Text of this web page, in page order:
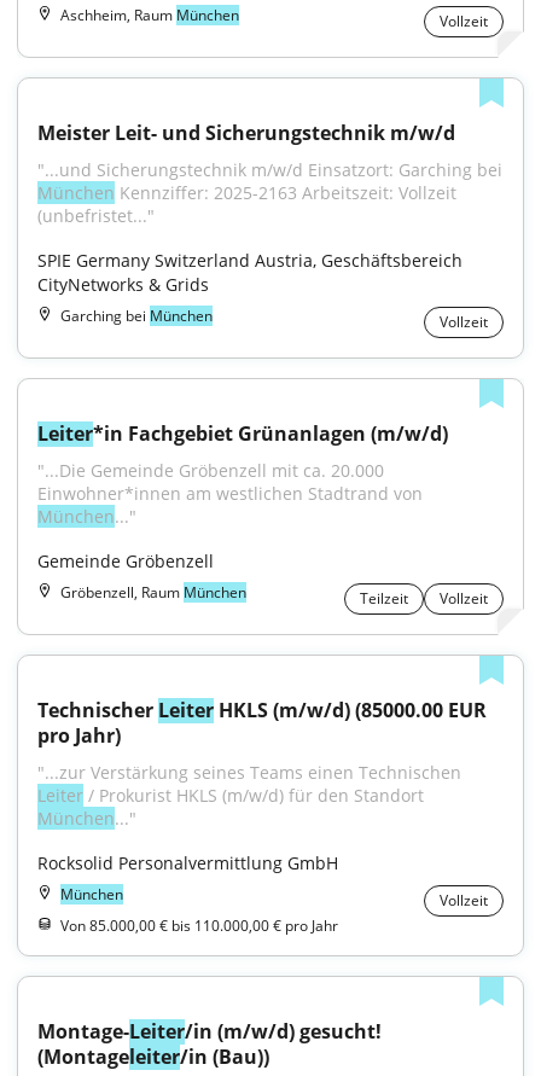
Aschheim, Raum München Vollzeit
Meister Leit- und Sicherungstechnik m/w/d
München Kennziffer: 2025-2163 Arbeitszeit: Vollzeit
(unbefristet..."
SPIE Germany Switzerland Austria, Geschäftsbereich
CityNetworks & Grids
Garching bei München Vollzeit
Leiter*in Fachgebiet Grünanlagen (m/w/d)
"...Die Gemeinde Gröbenzell mit ca. 20.000
München..."
Gemeinde Gröbenzell
Gröbenzell, Raum München Teilzeit Vollzeit
Technischer Leiter HKLS (m/w/d) (85000.00 EUR
pro Jahr)
Leiter
München..."
Rocksolid Personalvermittlung GmbH
München
Vollzeit
Von 85.000,00 € bis 110.000,00 € pro Jahr
Montage-Leiter/in (m/w/d) gesucht!
(Montageleiter/in (Bau))